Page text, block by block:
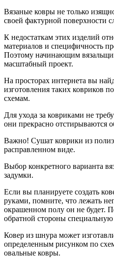
Вязаные ковры не только
своей фактурной поверхности
К недостаткам этих изделий
материалов и специфичность
Поэтому начинающим
масштабный проект.
На просторах интернета вы
изготовления таких ковриков
схемам.
Для ухода за ковриками не
они прекрасно отстирываются
Важно! Сушат коврики из
расправленном виде.
Выбор конкретного варианта
задумки.
Если вы планируете создать
руками, помните, что лежать
окрашенном полу он не будет.
обратной стороны
Ковер из шнура может
определенным рисунком по
овальные ковры.